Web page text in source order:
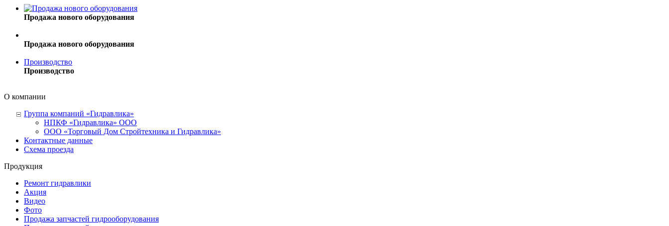
Продажа нового оборудования
Продажа нового оборудования
Производство
Производство
О компании
Группа компаний «Гидравлика»
НПКФ «Гидравлика» ООО
ООО «Торговый Дом Стройтехника и Гидравлика»
Контактные данные
Схема проезда
Продукция
Ремонт гидравлики
Акция
Видео
Фото
Продажа запчастей гидрооборудования